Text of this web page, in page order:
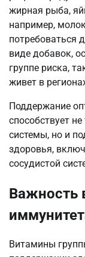
жирная рыба,
например,
потребоваться
виде добавок,
группе риска,
живет в
Поддержание
способствует
системы, но и
здоровья,
сосудистой
Важность
Витамины